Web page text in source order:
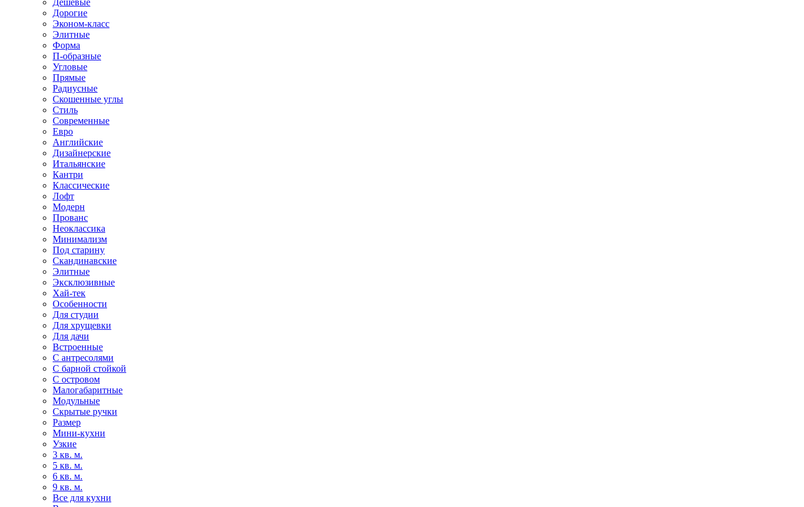
Дорогие
Эконом-класс
Элитные
Форма
П-образные
Угловые
Прямые
Радиусные
Скошенные углы
Стиль
Современные
Евро
Английские
Дизайнерские
Итальянские
Кантри
Классические
Лофт
Модерн
Прованс
Неоклассика
Минимализм
Под старину
Скандинавские
Элитные
Эксклюзивные
Хай-тек
Особенности
Для студии
Для хрущевки
Для дачи
Встроенные
С антресолями
С барной стойкой
С островом
Малогабаритные
Модульные
Скрытые ручки
Размер
Мини-кухни
Узкие
3 кв. м.
5 кв. м.
6 кв. м.
9 кв. м.
Все для кухни